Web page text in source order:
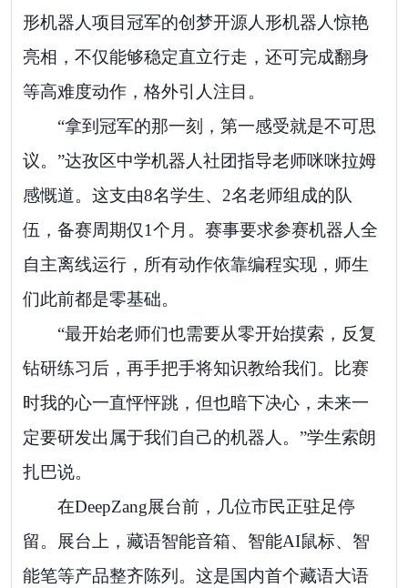
形机器人项目冠军的创梦开源人形机器人惊艳
亮相，不仅能够稳定直立行走，还可完成翻身
等高难度动作，格外引人注目。
“拿到冠军的那一刻，第一感受就是不可思
议。”达孜区中学机器人社团指导老师咪咪拉姆
感慨道。这支由8名学生、2名老师组成的队
伍，备赛周期仅1个月。赛事要求参赛机器人全
自主离线运行，所有动作依靠编程实现，师生
们此前都是零基础。
“最开始老师们也需要从零开始摸索，反复
钻研练习后，再手把手将知识教给我们。比赛
时我的心一直怦怦跳，但也暗下决心，未来一
定要研发出属于我们自己的机器人。”学生索朗
扎巴说。
在DeepZang展台前，几位市民正驻足停
留。展台上，藏语智能音箱、智能AI鼠标、智
能笔等产品整齐陈列。这是国内首个藏语大语